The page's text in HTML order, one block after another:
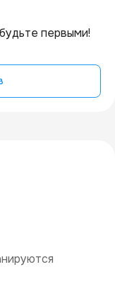
первыми!